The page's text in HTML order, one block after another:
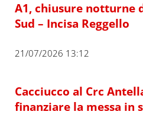
A1, chiusure notturne
Sud – Incisa Reggello
21/07/2026 13:12
Cacciucco al Crc
finanziare la messa in